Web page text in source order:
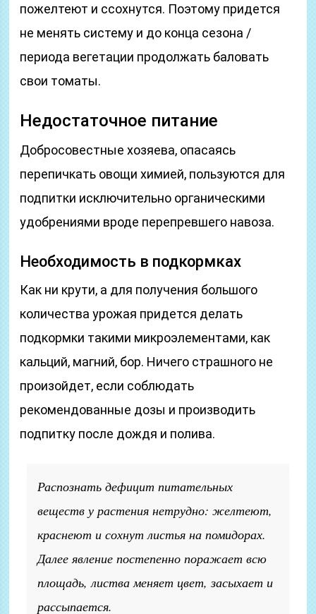
пожелтеют и ссохнутся. Поэтому придется
не менять систему и до конца сезона /
периода вегетации продолжать баловать
свои томаты.
Недостаточное питание
Добросовестные хозяева, опасаясь
перепичкать овощи химией, пользуются для
подпитки исключительно органическими
удобрениями вроде перепревшего навоза.
Необходимость в подкормках
Как ни крути, а для получения большого
количества урожая придется делать
подкормки такими микроэлементами, как
кальций, магний, бор. Ничего страшного не
произойдет, если соблюдать
рекомендованные дозы и производить
подпитку после дождя и полива.
Распознать дефицит питательных
веществ у растения нетрудно: желтеют,
краснеют и сохнут листья на помидорах.
Далее явление постепенно поражает всю
площадь, листва меняет цвет, засыхает и
рассыпается.